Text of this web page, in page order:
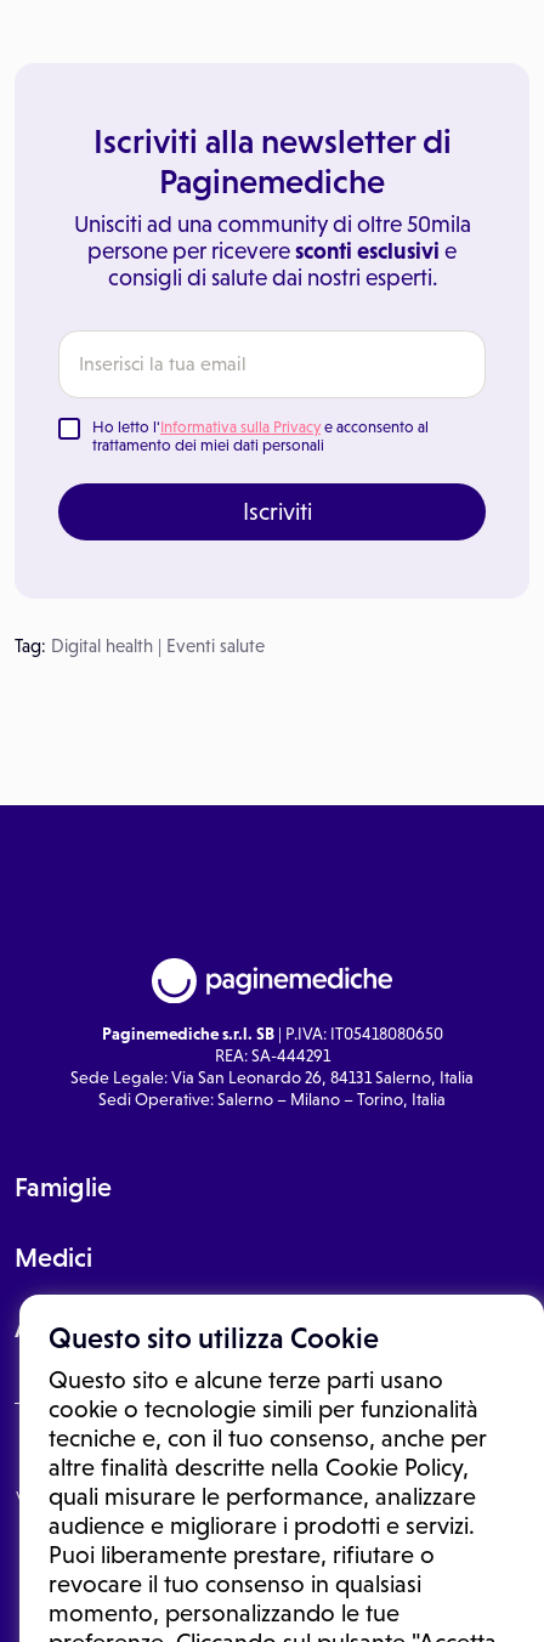
Questo sito utilizza Cookie
Questo sito e alcune terze parti usano
cookie o tecnologie simili per funzionalità
tecniche e, con il tuo consenso, anche per
altre finalità descritte nella Cookie Policy,
quali misurare le performance, analizzare
audience e migliorare i prodotti e servizi.
Puoi liberamente prestare, rifiutare o
revocare il tuo consenso in qualsiasi
momento, personalizzando le tue
Iscriviti alla newsletter di
Paginemediche
Unisciti ad una community di oltre 50mila
persone per riceveresconti esclusivi e
consigli di salute dai nostri esperti.
Ho letto l'Informativa sulla Privacy e acconsento al
trattamento dei miei dati personali
Iscriviti
Tag: Digital health | Eventi salute
Paginemediche s.r.l. SB| P.IVA: IT05418080650
REA: SA-444291
Sede Legale: Via San Leonardo 26, 84131 Salerno, Italia
Sedi Operative: Salerno – Milano – Torino, Italia
Famiglie
Medici
About
Le informazioni proposte in questo sito non sono un consulto medico.
In nessun caso, queste informazioni sostituiscono un consulto, una
visita o una diagnosi formulata dal medico. Non si devono considerare
le informazioni disponibili come suggerimenti per la formulazione di
una diagnosi, la determinazione di un trattamento o l'assunzione o
sospensione di un farmaco senza prima consultare un medico di
medicina generale o uno specialista.
Condizioni di utilizzo|Privacy Policy |Gestione cookie